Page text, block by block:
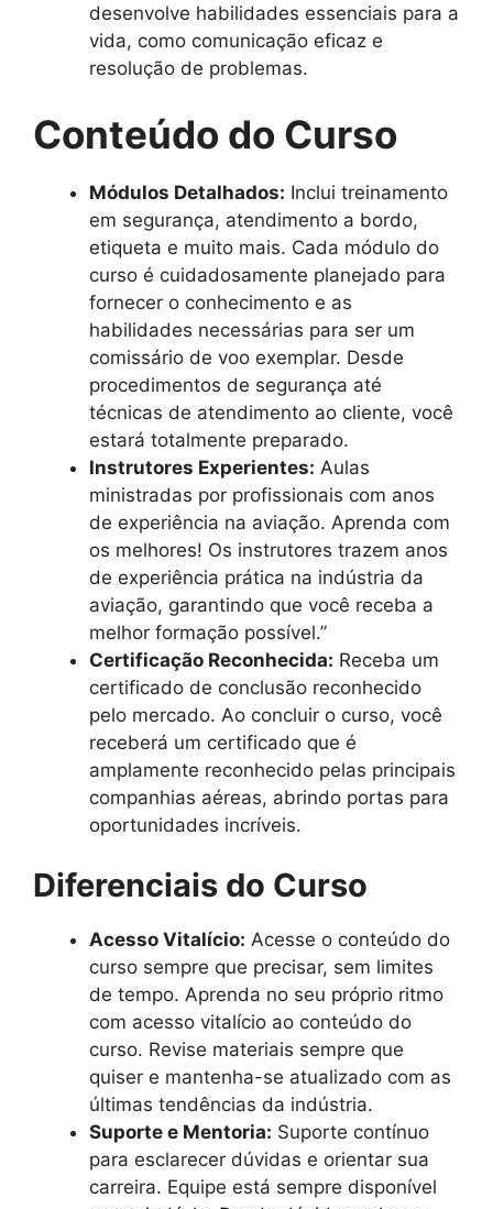
desenvolve habilidades essenciais para a
vida, como comunicação eficaz e
resolução de problemas.
Conteúdo do Curso
Módulos Detalhados: Inclui treinamento
em segurança, atendimento a bordo,
etiqueta e muito mais. Cada módulo do
curso é cuidadosamente planejado para
fornecer o conhecimento e as
habilidades necessárias para ser um
comissário de voo exemplar. Desde
procedimentos de segurança até
técnicas de atendimento ao cliente, você
estará totalmente preparado.
Instrutores Experientes: Aulas
ministradas por profissionais com anos
de experiência na aviação. Aprenda com
os melhores! Os instrutores trazem anos
de experiência prática na indústria da
aviação, garantindo que você receba a
melhor formação possível.”
Certificação Reconhecida: Receba um
certificado de conclusão reconhecido
pelo mercado. Ao concluir o curso, você
receberá um certificado que é
amplamente reconhecido pelas principais
companhias aéreas, abrindo portas para
oportunidades incríveis.
Diferenciais do Curso
Acesso Vitalício: Acesse o conteúdo do
curso sempre que precisar, sem limites
de tempo. Aprenda no seu próprio ritmo
com acesso vitalício ao conteúdo do
curso. Revise materiais sempre que
quiser e mantenha-se atualizado com as
últimas tendências da indústria.
Suporte e Mentoria: Suporte contínuo
para esclarecer dúvidas e orientar sua
carreira. Equipe está sempre disponível